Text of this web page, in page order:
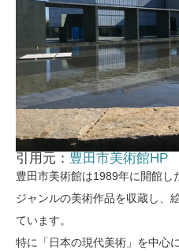
引用元： 豊田市美術館HP
豊田市美術館は1989年に開館
ジャンルの美術作品を収蔵し、
ています。
特に「日本の現代美術」を中心